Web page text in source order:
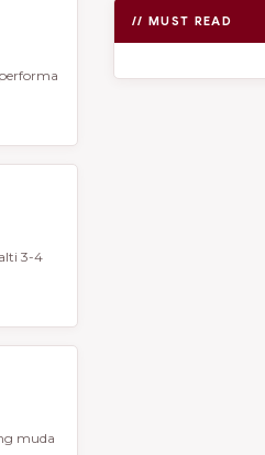
3-4
muda
// MUST READ